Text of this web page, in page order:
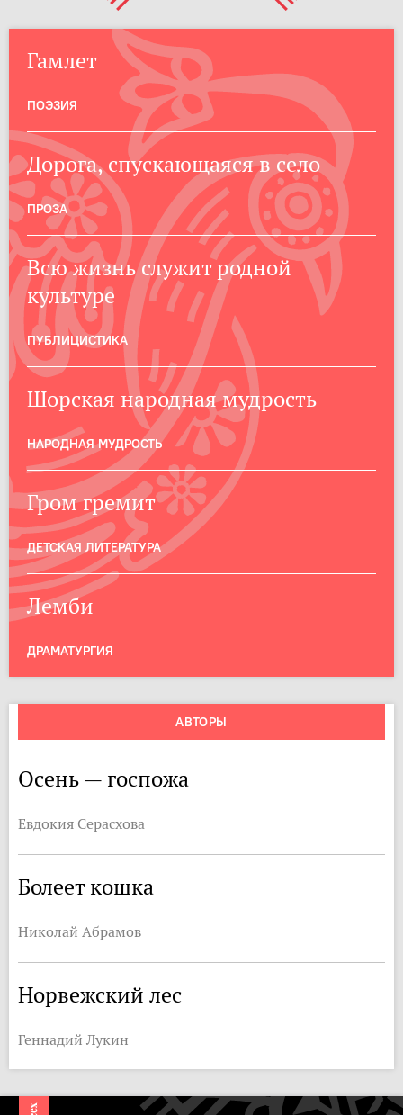
Гамлет
ПОЭЗИЯ
Дорога, спускающаяся в село
ПРОЗА
Всю жизнь служит родной
культуре
ПУБЛИЦИСТИКА
Шорская народная мудрость
НАРОДНАЯ МУДРОСТЬ
Гром гремит
ДЕТСКАЯ ЛИТЕРАТУРА
Лемби
ДРАМАТУРГИЯ
АВТОРЫ
Осень — госпожа
Евдокия Серасхова
Болеет кошка
Николай Абрамов
Норвежский лес
Геннадий Лукин